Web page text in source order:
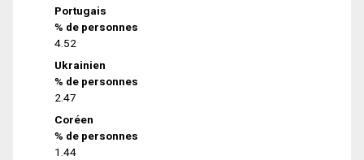
Portugais
% de personnes
4.52
Ukrainien
% de personnes
2.47
Coréen
% de personnes
1.44